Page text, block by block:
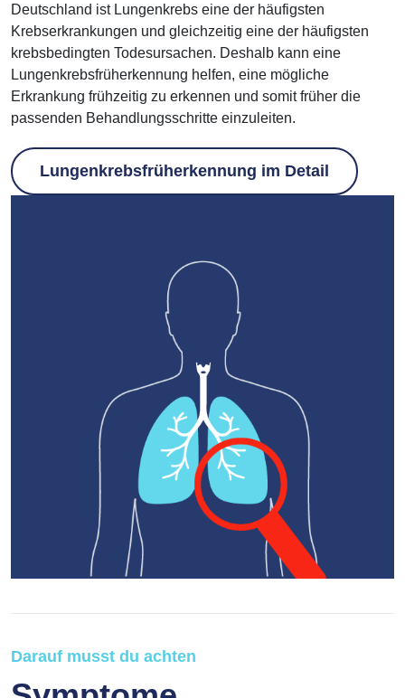
Deutschland ist Lungenkrebs eine der häufigsten
Krebserkrankungen und gleichzeitig eine der häufigsten
krebsbedingten Todesursachen. Deshalb kann eine
Lungenkrebsfrüherkennung helfen, eine mögliche
Erkrankung frühzeitig zu erkennen und somit früher die
passenden Behandlungsschritte einzuleiten.
Lungenkrebsfrüherkennung im Detail
Darauf musst du achten